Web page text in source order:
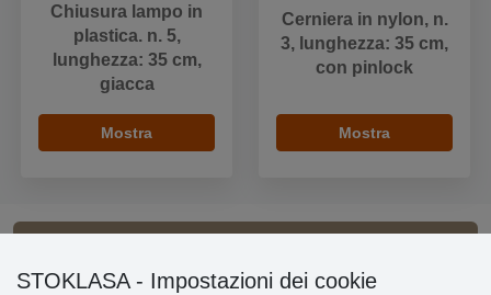
Chiusura lampo in
plastica. n. 5,
lunghezza: 35 cm,
giacca
Mostra
Cerniera in nylon, n.
3, lunghezza: 35 cm,
con pinlock
Mostra
Informazioni importanti
STOKLASA - Impostazioni dei cookie